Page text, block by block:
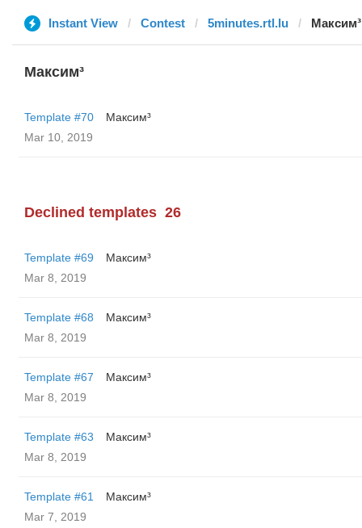
Instant View Contest 5minutes.rtl.lu Максим³
Максим³
Template #70
Максим³
Mar 10, 2019
Declined templates 26
Template #69
Максим³
Mar 8, 2019
Template #68
Максим³
Mar 8, 2019
Template #67
Максим³
Mar 8, 2019
Template #63
Максим³
Mar 8, 2019
Template #61
Максим³
Mar 7, 2019